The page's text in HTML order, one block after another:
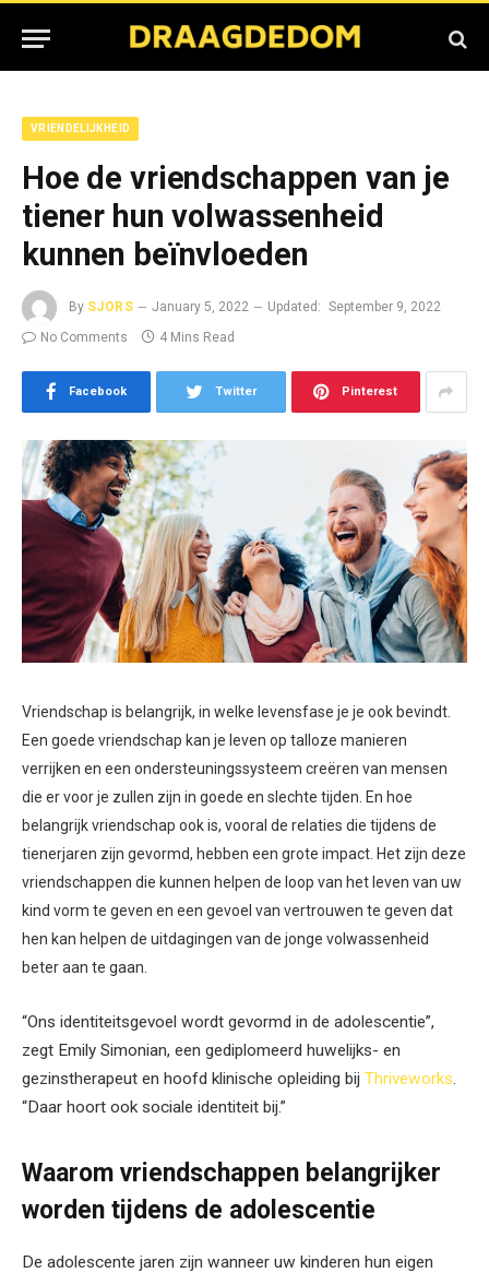
VRIENDELIJKHEID
Hoe de vriendschappen van je
tiener hun volwassenheid
kunnen beïnvloeden
By SJORS January 5, 2022 Updated:
September 9, 2022
No Comments
4 Mins Read
Facebook Twitter Pinterest
Vriendschap is belangrijk, in welke levensfase je je ook bevindt.
Een goede vriendschap kan je leven op talloze manieren
verrijken en een ondersteuningssysteem creëren van mensen
die er voor je zullen zijn in goede en slechte tijden. En hoe
belangrijk vriendschap ook is, vooral de relaties die tijdens de
tienerjaren zijn gevormd, hebben een grote impact. Het zijn deze
vriendschappen die kunnen helpen de loop van het leven van uw
kind vorm te geven en een gevoel van vertrouwen te geven dat
hen kan helpen de uitdagingen van de jonge volwassenheid
beter aan te gaan.
“Ons identiteitsgevoel wordt gevormd in de adolescentie”,
zegt Emily Simonian, een gediplomeerd huwelijks- en
gezinstherapeut en hoofd klinische opleiding bij Thriveworks.
“Daar hoort ook sociale identiteit bij.”
Waarom vriendschappen belangrijker
worden tijdens de adolescentie
De adolescente jaren zijn wanneer uw kinderen hun eigen